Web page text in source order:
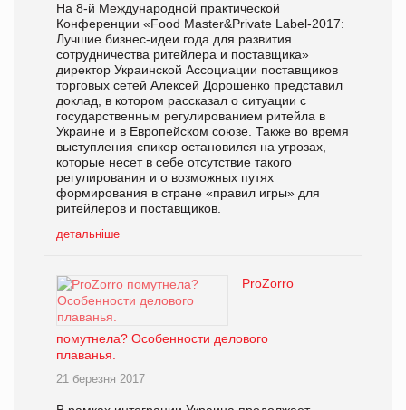
На 8-й Международной практической
Конференции «Food Master&Private Label-2017:
Лучшие бизнес-идеи года для развития
сотрудничества ритейлера и поставщика»
директор Украинской Ассоциации поставщиков
торговых сетей Алексей Дорошенко представил
доклад, в котором рассказал о ситуации с
государственным регулированием ритейла в
Украине и в Европейском союзе. Также во время
выступления спикер остановился на угрозах,
которые несет в себе отсутствие такого
регулирования и о возможных путях
формирования в стране «правил игры» для
ритейлеров и поставщиков.
детальніше
ProZorro
помутнела? Особенности делового
плаванья.
21 березня 2017